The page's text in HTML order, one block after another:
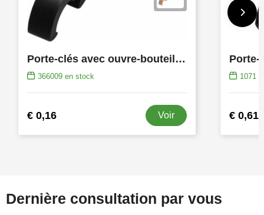
Porte-clés avec ouvre-bouteille Felix
366009en stock
€ 0,16 Voir
1071
€ 0,61
Dernière consultation par vous